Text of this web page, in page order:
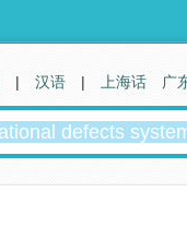
| 汉语 | 上海话 广